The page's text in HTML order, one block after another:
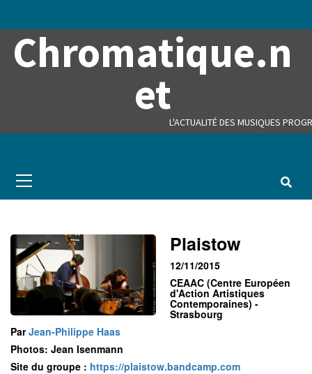
Chromatique.n
et
L'ACTUALITÉ DES MUSIQUES
Menu
Plaistow
12/11/2015
CEAAC (Centre Européen
d'Action Artistiques
Contemporaines) -
Strasbourg
ParJean-Philippe Haas
Photos: Jean Isenmann
Site du groupe : https://plaistow.bandcamp.com